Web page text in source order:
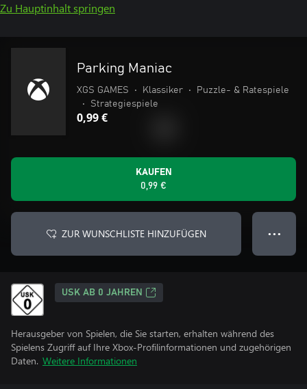
Zu Hauptinhalt springen
Parking Maniac
XGS GAMES • Klassiker •
Puzzle- & Ratespiele
•
Strategiespiele
0,99 €
KAUFEN
0,99 €
ZUR WUNSCHLISTE HINZUFÜGEN ● ● ●
USK AB 0 JAHREN
Herausgeber von Spielen, die Sie starten, erhalten während des
Spielens Zugriff auf Ihre Xbox-Profilinformationen und zugehörigen
Daten. Weitere Informationen